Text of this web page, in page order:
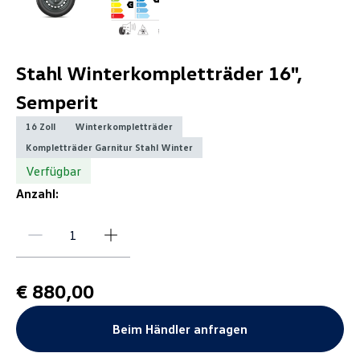
Stahl Winterkompletträder 16",
Semperit
16 Zoll
Winterkompletträder
Kompletträder Garnitur Stahl Winter
Verfügbar
Anzahl:
€ 880,00
Beim Händler anfragen